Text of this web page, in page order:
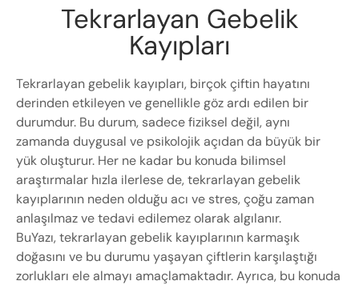
Tekrarlayan Gebelik
Kayıpları
Tekrarlayan gebelik kayıpları, birçok çiftin hayatını
derinden etkileyen ve genellikle göz ardı edilen bir
durumdur. Bu durum, sadece fiziksel değil, aynı
zamanda duygusal ve psikolojik açıdan da büyük bir
yük oluşturur. Her ne kadar bu konuda bilimsel
araştırmalar hızla ilerlese de, tekrarlayan gebelik
kayıplarının neden olduğu acı ve stres, çoğu zaman
anlaşılmaz ve tedavi edilemez olarak algılanır.
BuYazı, tekrarlayan gebelik kayıplarının karmaşık
doğasını ve bu durumu yaşayan çiftlerin karşılaştığı
zorlukları ele almayı amaçlamaktadır. Ayrıca, bu konuda